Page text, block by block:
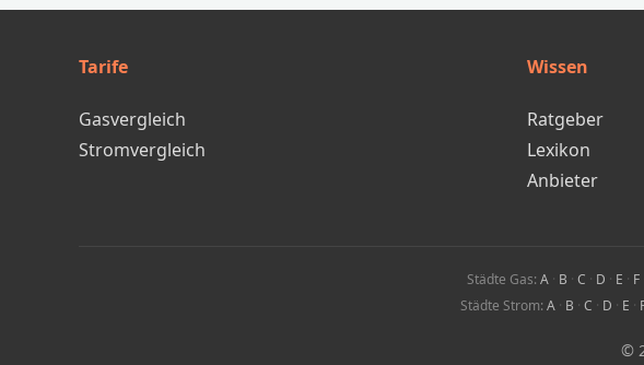
Tarife
Gasvergleich
Stromvergleich
Wissen
Ratgeber
Lexikon
Anbieter
Städte Gas: A · B · C · D · E · F
Städte Strom: A · B · C · D · E ·
©